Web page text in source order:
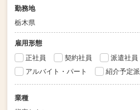
勤務地
栃木県
雇用形態
正社員
契約社員
派遣社員
アルバイト・パート
紹介予定
業種